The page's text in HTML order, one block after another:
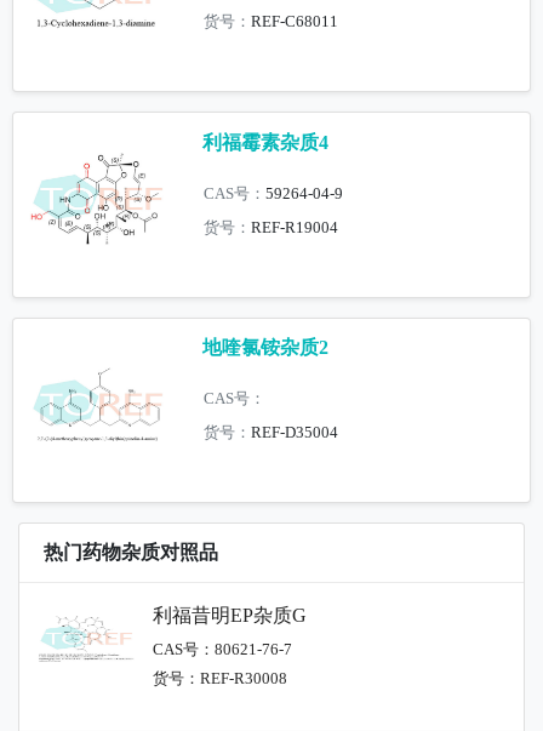
货号：REF-C68011
利福霉素杂质4
CAS号：59264-04-9
货号：REF-R19004
地喹氯铵杂质2
CAS号：
货号：REF-D35004
热门药物杂质对照品
利福昔明EP杂质G
CAS号：80621-76-7
货号：REF-R30008